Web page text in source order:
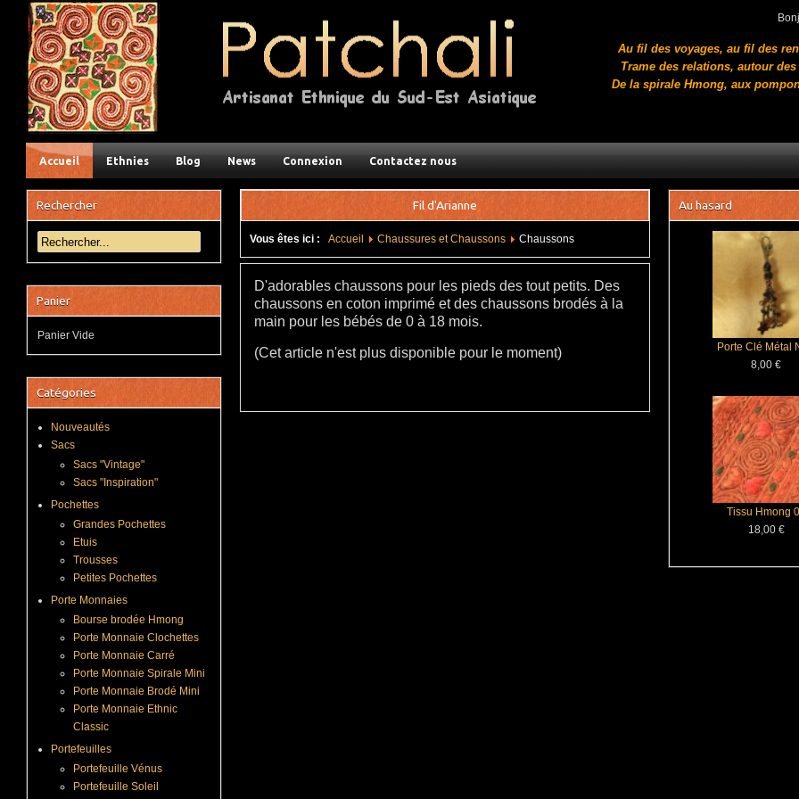
Au fil des voyages, au fil des
Trame des relations, autour
De la spirale Hmong, aux
Accueil Ethnies Blog News Connexion Contactez nous
Fil d'Arianne
Vous êtes ici : Accueil Chaussures et Chaussons Chaussons
D'adorables chaussons pour les pieds des tout petits. Des
chaussons en coton imprimé et des chaussons brodés à la
main pour les bébés de 0 à 18 mois.
(Cet article n'est plus disponible pour le moment)
Rechercher
Panier
Panier Vide
Catégories
Nouveautés
Sacs
Sacs "Vintage"
Sacs "Inspiration"
Pochettes
Grandes Pochettes
Etuis
Trousses
Petites Pochettes
Porte Monnaies
Bourse brodée Hmong
Porte Monnaie Clochettes
Porte Monnaie Carré
Porte Monnaie Spirale Mini
Porte Monnaie Brodé Mini
Porte Monnaie Ethnic
Classic
Portefeuilles
Portefeuille Vénus
Portefeuille Soleil
Au hasard
Porte Clé Métal
8,00 €
Tissu Hmong
18,00 €